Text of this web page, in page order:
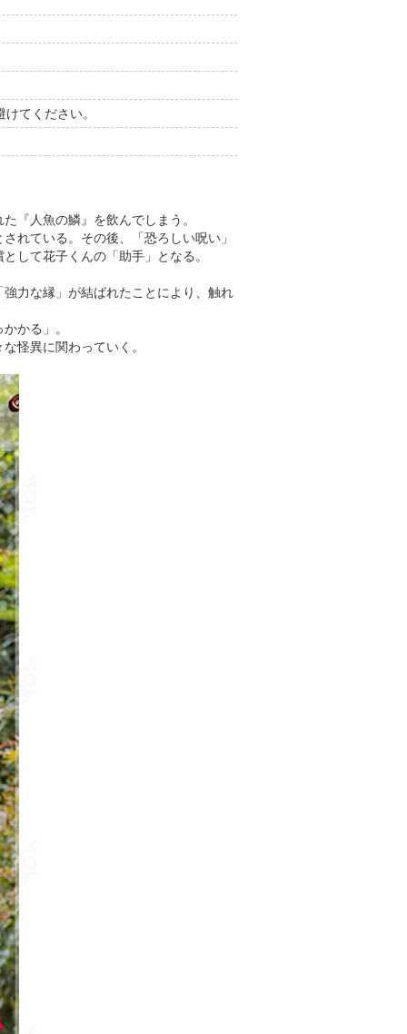
てください。
『人魚の鱗』を飲んでしまう。
れている。その後、「恐ろしい呪い」
して花子くんの「助手」となる。
力な縁」が結ばれたことにより、触れ
かる」。
怪異に関わっていく。